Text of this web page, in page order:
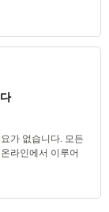
가 없습니다. 모든
라인에서 이루어